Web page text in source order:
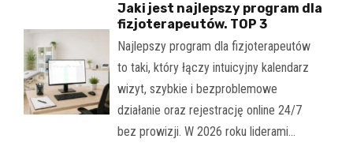
Jaki jest najlepszy program dla
fizjoterapeutów. TOP 3
Najlepszy program dla fizjoterapeutów
to taki, który łączy intuicyjny kalendarz
wizyt, szybkie i bezproblemowe
działanie oraz rejestrację online 24/7
bez prowizji. W 2026 roku liderami…